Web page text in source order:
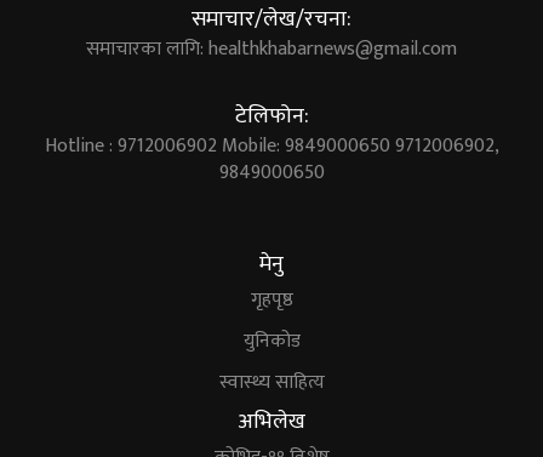
समाचार/लेख/रचना:
समाचारका लागि:healthkhabarnews@gmail.com
टेलिफोन:
Hotline : 9712006902 Mobile: 9849000650 9712006902,
9849000650
मेनु
गृहपृष्ठ
युनिकोड
स्वास्थ्य साहित्य
अभिलेख